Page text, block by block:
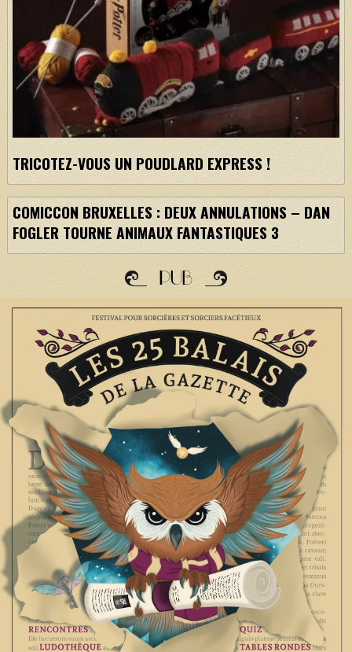
TRICOTEZ-VOUS UN POUDLARD EXPRESS !
COMICCON BRUXELLES : DEUX ANNULATIONS – DAN
FOGLER TOURNE ANIMAUX FANTASTIQUES 3
PUB